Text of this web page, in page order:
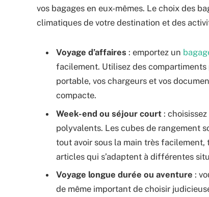
vos bagages en eux-mêmes. Le choix des
climatiques de votre destination et des
Voyage d’affaires : emportez un
facilement. Utilisez des
portable, vos chargeurs et vos
compacte.
Week-end ou séjour court : choisissez
polyvalents. Les cubes de rangement
tout avoir sous la main très facilement,
articles qui s’adaptent à différentes
Voyage longue durée ou aventure :
de même important de choisir